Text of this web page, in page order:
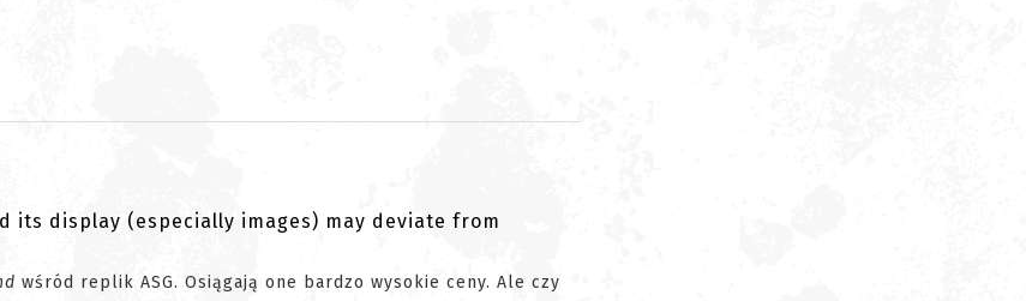
display (especially images) may deviate from
wśród replik ASG. Osiągają one bardzo wysokie ceny. Ale czy